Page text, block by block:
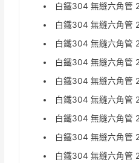
白鐵304 無縫六角管
白鐵304 無縫六角管
白鐵304 無縫六角管
白鐵304 無縫六角管
白鐵304 無縫六角管
白鐵304 無縫六角管
白鐵304 無縫六角管
白鐵304 無縫六角管
白鐵304 無縫六角管